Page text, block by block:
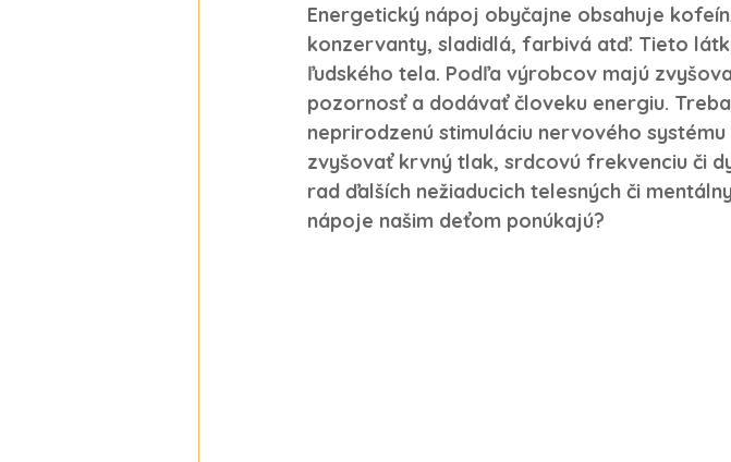
Energetický nápoj obyčajne obsahuje
konzervanty, sladidlá, farbivá atď. Tieto
ľudského tela. Podľa výrobcov majú
pozornosť a dodávať človeku energiu.
neprirodzenú stimuláciu nervového
zvyšovať krvný tlak, srdcovú frekvenciu či
rad ďalších nežiaducich telesných či
nápoje našim deťom ponúkajú?